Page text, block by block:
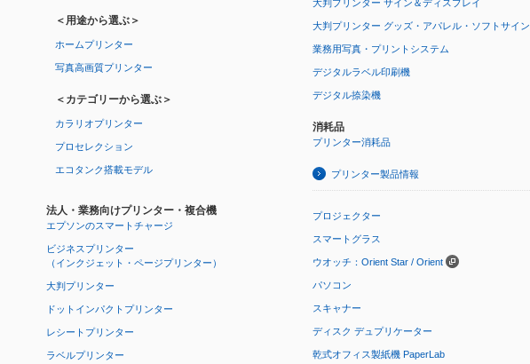
＜用途から選ぶ＞
ホームプリンター
写真高画質プリンター
＜カテゴリーから選ぶ＞
カラリオプリンター
プロセレクション
エコタンク搭載モデル
法人・業務向けプリンター・複合機
エプソンのスマートチャージ
ビジネスプリンター
（インクジェット・ページプリンター）
大判プリンター
ドットインパクトプリンター
レシートプリンター
ラベルプリンター
大判プリンター サイン＆ディスプレイ
大判プリンター グッズ・アパレル・ソフトサイン
業務用写真・プリントシステム
デジタルラベル印刷機
デジタル捺染機
消耗品
プリンター消耗品
プリンター製品情報
プロジェクター
スマートグラス
ウオッチ：Orient Star / Orient
パソコン
スキャナー
ディスク デュプリケーター
乾式オフィス製紙機 PaperLab